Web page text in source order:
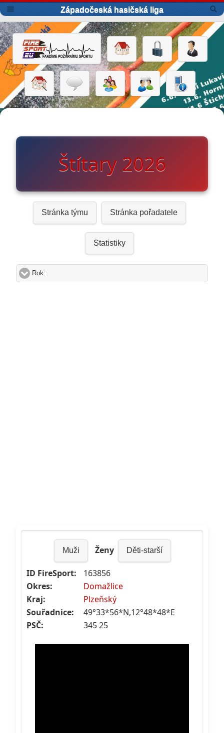
Západočeská hasičská liga
Štítary 2026
Stránka týmu Stránka pořadatele
Statistiky
Rok:
Muži Ženy Děti-starší
ID FireSport:
163856
Okres:
Domažlice
Kraj:
Plzeňský
Souřadnice:
49°33*56*N,12°48*48*E
PSČ:
345 25